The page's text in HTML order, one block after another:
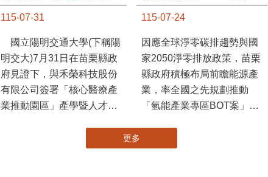
縣長見證「核心醫療產業推動園區」產學合作簽約儀式
115-07-31
國立陽明交通大學(下稱陽
苗栗首創氫能BOT 獲財政部「突破之翼」肯定
115-07-24
縣政府積極布局前瞻能源產